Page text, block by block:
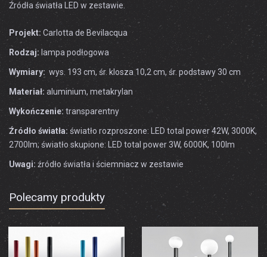
Źródła światła LED w zestawie.
Projekt: Carlotta de Bevilacqua
Rodzaj: lampa podłogowa
Wymiary: wys. 193 cm, śr. klosza 10,2 cm, śr. podstawy 30 cm
Materiał: aluminium, metakrylan
Wykończenie: transparentny
Źródło światła: światło rozproszone: LED total power 42W, 3000K,
2700lm; światło skupione: LED total power 3W, 6000K, 100lm
Uwagi: źródło światła i ściemniacz w zestawie
Polecamy produkty